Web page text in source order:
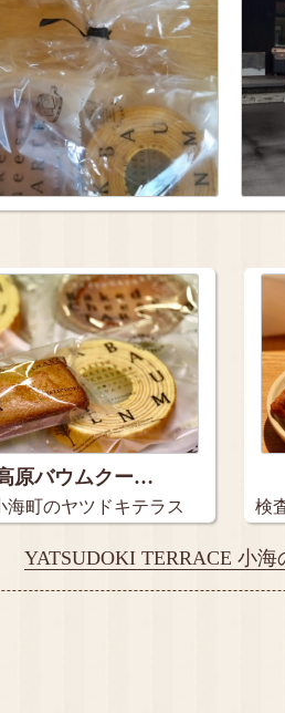
原バウムクー…
海町のヤツドキテラス
検
YATSUDOKI TERRACE 小